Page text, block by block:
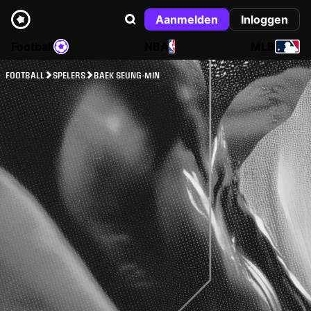
Aanmelden
Inloggen
NBA
FOOTBALL SPELERS BAEK SEUNG-MIN